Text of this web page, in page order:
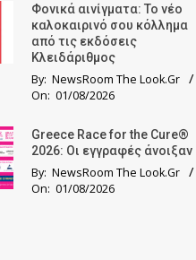
Φονικά αινίγματα: Το νέο
καλοκαιρινό σου κόλλημα
από τις εκδόσεις
Κλειδάριθμος
By: NewsRoom The Look.Gr
On: 01/08/2026
Greece Race for the Cure®
2026: Οι εγγραφές άνοιξαν
By: NewsRoom The Look.Gr
On: 01/08/2026